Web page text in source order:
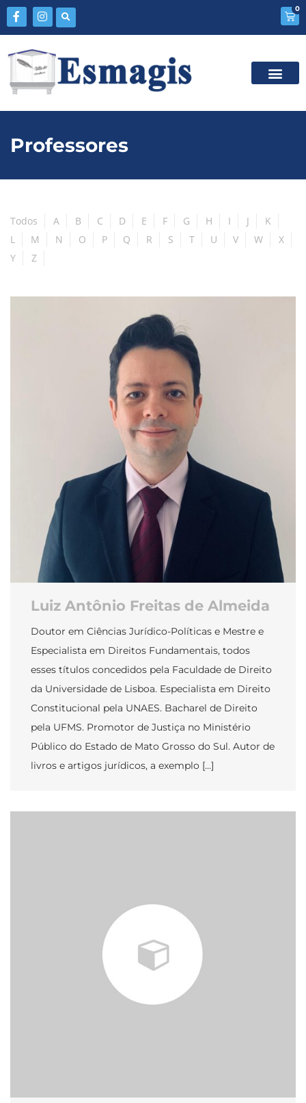
0
Professores
Todos A B C D E F G H I J
K
L
M N O P Q R S T U V W
X
Y
Z
Luiz Antônio Freitas de Almeida
Doutor em Ciências Jurídico-Políticas e Mestre e
Especialista em Direitos Fundamentais, todos
esses títulos concedidos pela Faculdade de Direito
da Universidade de Lisboa. Especialista em Direito
Constitucional pela UNAES. Bacharel de Direito
pela UFMS. Promotor de Justiça no Ministério
Público do Estado de Mato Grosso do Sul. Autor de
livros e artigos jurídicos, a exemplo […]